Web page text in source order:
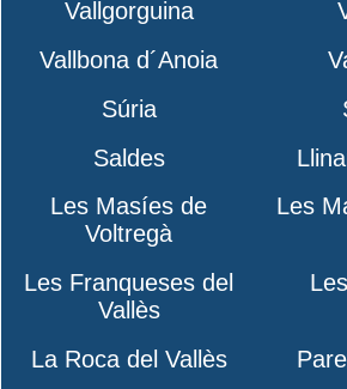
Vallgorguina
Vallbona d´Anoia
Súria
Saldes
Les Masíes de
Voltregà
Les
Les Franqueses del
Vallès
La Roca del Vallès